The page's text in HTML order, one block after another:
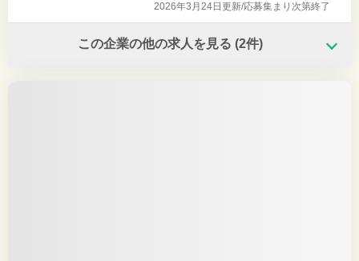
2026年3月24日更新/応募集まり次第終了
この企業の他の求人を見る (2件)